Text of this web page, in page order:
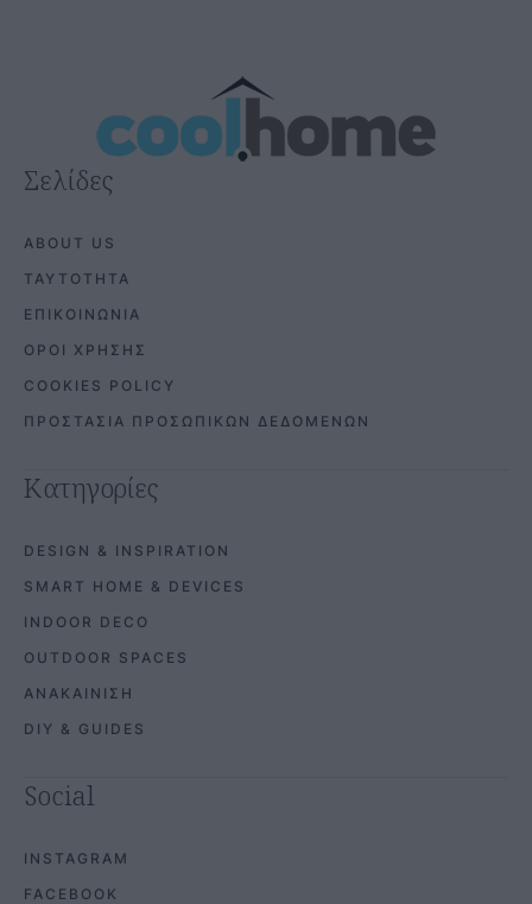
Σελίδες
ABOUT US
ΤΑΥΤΟΤΗΤΑ
ΕΠΙΚΟΙΝΩΝΙΑ
ΟΡΟΙ ΧΡΗΣΗΣ
COOKIES POLICY
ΠΡΟΣΤΑΣΙΑ ΠΡΟΣΩΠΙΚΩΝ ΔΕΔΟΜΕΝΩΝ
Κατηγορίες
DESIGN & INSPIRATION
SMART HOME & DEVICES
INDOOR DECO
OUTDOOR SPACES
ΑΝΑΚΑΙΝΙΣΗ
DIY & GUIDES
Social
INSTAGRAM
FACEBOOK